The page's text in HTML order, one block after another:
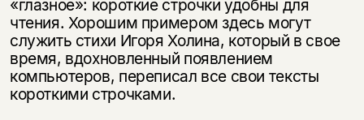
«глазное»: короткие строчки удобны для
чтения. Хорошим примером здесь могут
служить стихи Игоря Холина, который в свое
время, вдохновленный появлением
компьютеров, переписал все свои тексты
короткими строчками.